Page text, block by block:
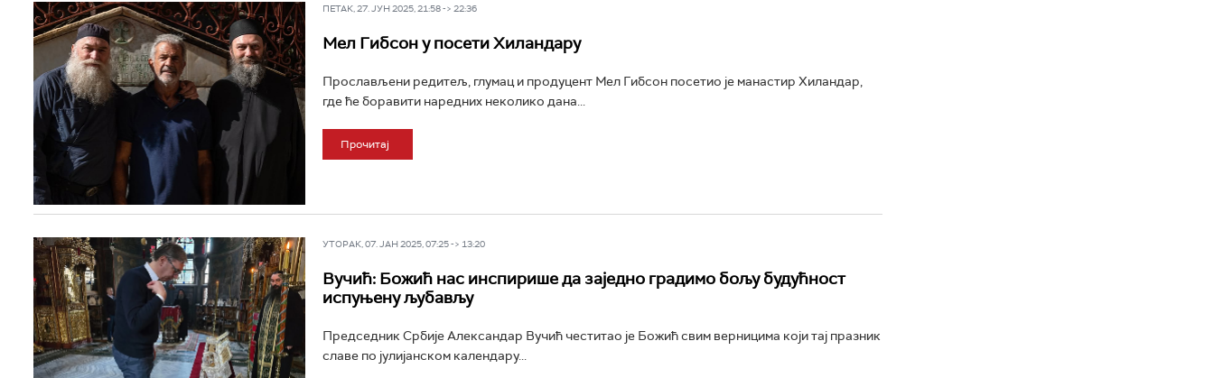
ПЕТАК, 27. ЈУН 2025, 21:58 -> 22:36
Мел Гибсон у посети Хиландару
Прослављени редитељ, глумац и продуцент Мел Гибсон посетио је манастир Хиландар,
где ће боравити наредних неколико дана...
Прочитај
УТОРАК, 07. ЈАН 2025, 07:25 -> 13:20
Вучић: Божић нас инспирише да заједно градимо бољу будућност
испуњену љубављу
Председник Србије Александар Вучић честитао је Божић свим верницима који тај празник
славе по јулијанском календару...